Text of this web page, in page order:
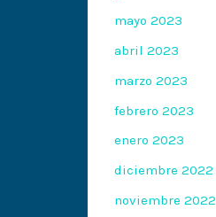
mayo 2023
abril 2023
marzo 2023
febrero 2023
enero 2023
diciembre 2022
noviembre 2022